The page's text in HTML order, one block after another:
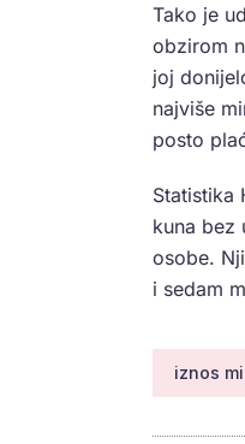
Tako je
obzirom
joj
najviše
posto
Statistika
kuna bez
osobe.
i sedam
iznos